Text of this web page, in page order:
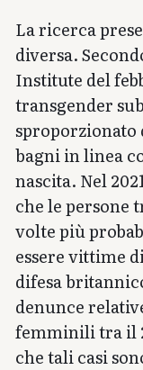
La ricerca
diversa.
Institute del
transgender
sproporzionato
bagni in linea
nascita. Nel
che le persone
volte più
essere vittime
difesa
denunce
femminili tra il
che tali casi